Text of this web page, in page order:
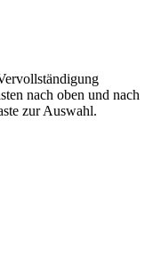
nach oben und nach
zur Auswahl.